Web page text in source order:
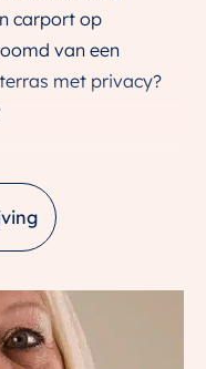
carport op
van een
met privacy?
Rietplas echt jouw
De
op een